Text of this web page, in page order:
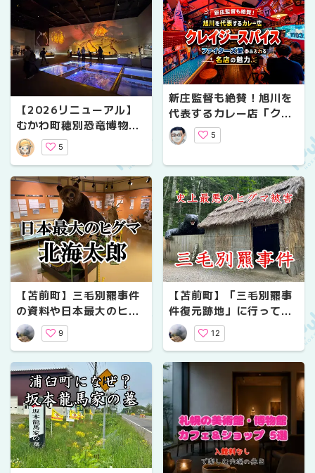
【2026リニューアル】
むかわ町穂別恐竜博物館
は大人も楽しめる？カム
イサウルスなど見どころ
5選
5
新庄監督も絶賛！旭川を
代表するカレー店「クレ
イジースパイス」ファイ
ターズ愛あふれる名店の
5
【苫前町】三毛別羆事件
の資料や日本最大のヒグ
マのはく製を展示「苫前
町郷土資料館」
9
【苫前町】「三毛別羆事
件復元跡地」に行ってき
た！｜日本獣害史上最悪
の現場をめぐる・アクセ
スと注意点まとめ
12